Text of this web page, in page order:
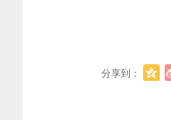
分享到：